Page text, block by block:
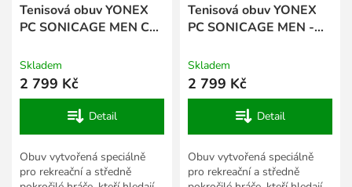
Tenisová obuv YONEX
PC SONICAGE MEN CL
Skladem
2 799 Kč
Detail
Obuv vytvořená speciálně
pro rekreační a středně
Tenisová obuv YONEX
PC SONICAGE MEN -
Skladem
2 799 Kč
Detail
Obuv vytvořená speciálně
pro rekreační a středně